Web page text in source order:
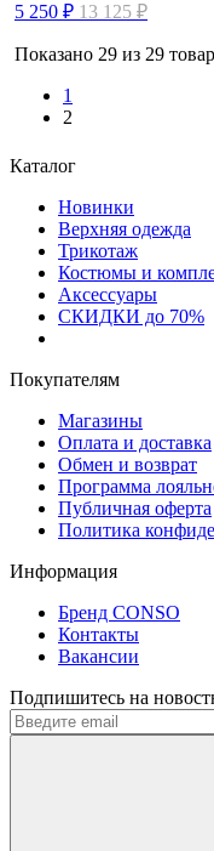
5 250 ₽ 13 125 ₽
Показано 29 из 29
1
2
Каталог
Новинки
Верхняя одежда
Трикотаж
Костюмы и
Аксессуары
СКИДКИ до 70%
Покупателям
Магазины
Оплата и доставка
Обмен и возврат
Программа
Публичная оферта
Политика
Информация
Бренд CONSO
Контакты
Вакансии
Подпишитесь на